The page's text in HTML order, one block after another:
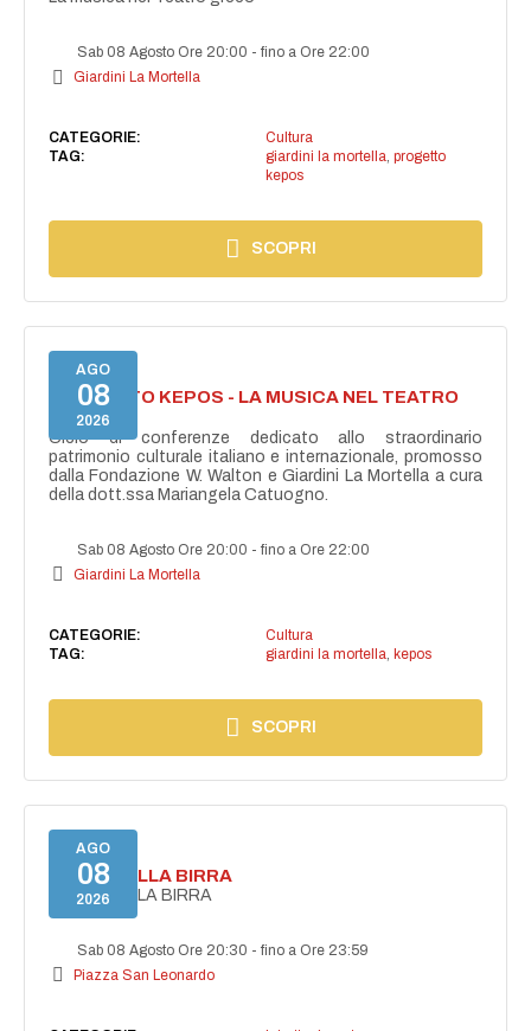
Sab 08 Agosto Ore 20:00 -fino a Ore 22:00
Giardini La Mortella
CATEGORIE:
Cultura
TAG:
giardini la mortella, progetto
kepos
SCOPRI
AGO
08
2026
PROGETTO KEPOS - LA MUSICA NEL TEATRO
GRECO
Ciclo di conferenze dedicato allo straordinario
patrimonio culturale italiano e internazionale, promosso
dalla Fondazione W. Walton e Giardini La Mortella a cura
della dott.ssa Mariangela Catuogno.
Sab 08 Agosto Ore 20:00 -fino a Ore 22:00
Giardini La Mortella
CATEGORIE:
Cultura
TAG:
giardini la mortella kepos
SCOPRI
AGO
08
2026
FESTA DELLA BIRRA
FESTA DELLA BIRRA
Sab 08 Agosto Ore 20:30 -fino a Ore 23:59
Piazza San Leonardo